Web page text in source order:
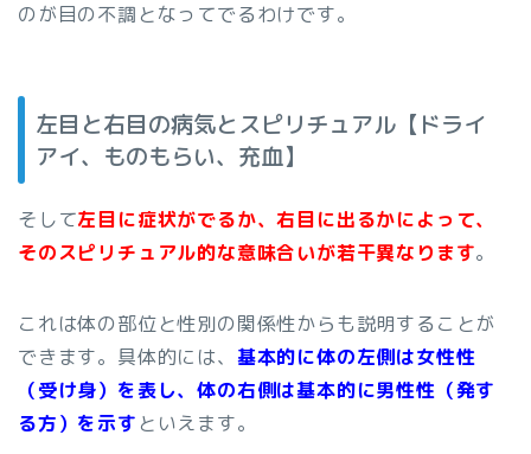
のが目の不調となってでるわけです。
左目と右目の病気とスピリチュアル【ドライ
アイ、ものもらい、充血】
そして左目に症状がでるか、右目に出るかによって、
そのスピリチュアル的な意味合いが若干異なります。
これは体の部位と性別の関係性からも説明することが
できます。具体的には、 基本的に体の左側は女性性
（受け身）を表し、体の右側は基本的に男性性（発す
る方）を示す といえます。